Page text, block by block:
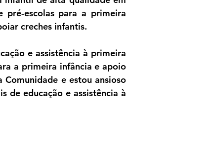
pré-escolas para a primeira
creches infantis.
e assistência à primeira
a primeira infância e apoio
e estou ansioso
de educação e assistência à